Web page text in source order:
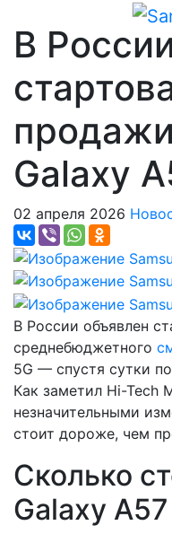
В
Galaxy
02 апреля 2026
В России объявлен
среднебюджетного
5G — спустя сутки
Как заметил Hi-Tech
незначительными
стоит дороже, чем
Сколько
Galaxy